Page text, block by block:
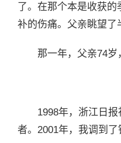
了。在那个本是收获
补的伤痛。父亲眺望
那一年，父亲74
1998年，浙江日
者。2001年，我调到了